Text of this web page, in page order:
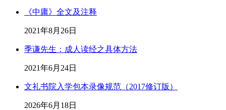
《中庸》全文及注释
2021年8月26日
季谦先生：成人读经之具体方法
2021年6月24日
文礼书院入学包本录像规范（2017修订版）
2026年6月18日